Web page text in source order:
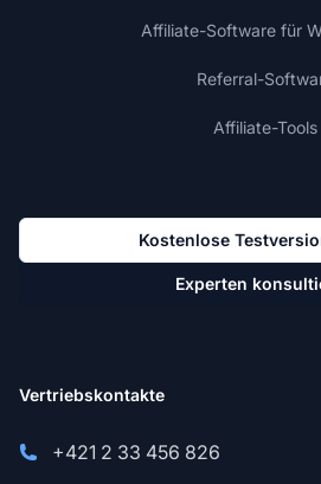
Affiliate-Software für
Referral-
Affiliate-Tools
Kostenlose
Experten
Vertriebskontakte
+421 2 33 456 826